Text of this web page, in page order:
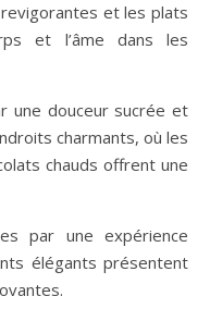
et les plats
et l’âme dans les
une douceur sucrée et
charmants, où les
chauds offrent une
par une expérience
élégants présentent